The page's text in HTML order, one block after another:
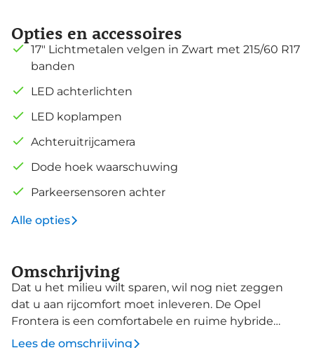
Opties en accessoires
17" Lichtmetalen velgen in Zwart met 215/60 R17
banden
LED achterlichten
LED koplampen
Achteruitrijcamera
Dode hoek waarschuwing
Parkeersensoren achter
Alle opties
Omschrijving
Dat u het milieu wilt sparen, wil nog niet zeggen
dat u aan rijcomfort moet inleveren. De Opel
Frontera is een comfortabele en ruime hybride
auto. U kunt deze nieuwe auto nu direct verkrijgen,
Lees de omschrijving